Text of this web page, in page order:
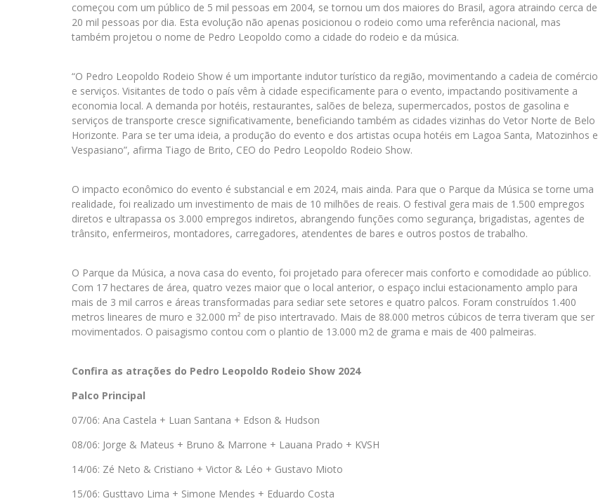
começou com um público de 5 mil pessoas em 2004, se tornou um dos maiores do Brasil, agora atraindo cerca de
20 mil pessoas por dia. Esta evolução não apenas posicionou o rodeio como uma referência nacional, mas
também projetou o nome de Pedro Leopoldo como a cidade do rodeio e da música.
“O Pedro Leopoldo Rodeio Show é um importante indutor turístico da região, movimentando a cadeia de comércio
e serviços. Visitantes de todo o país vêm à cidade especificamente para o evento, impactando positivamente a
economia local. A demanda por hotéis, restaurantes, salões de beleza, supermercados, postos de gasolina e
serviços de transporte cresce significativamente, beneficiando também as cidades vizinhas do Vetor Norte de Belo
Horizonte. Para se ter uma ideia, a produção do evento e dos artistas ocupa hotéis em Lagoa Santa, Matozinhos e
Vespasiano”, afirma Tiago de Brito, CEO do Pedro Leopoldo Rodeio Show.
O impacto econômico do evento é substancial e em 2024, mais ainda. Para que o Parque da Música se torne uma
realidade, foi realizado um investimento de mais de 10 milhões de reais. O festival gera mais de 1.500 empregos
diretos e ultrapassa os 3.000 empregos indiretos, abrangendo funções como segurança, brigadistas, agentes de
trânsito, enfermeiros, montadores, carregadores, atendentes de bares e outros postos de trabalho.
O Parque da Música, a nova casa do evento, foi projetado para oferecer mais conforto e comodidade ao público.
Com 17 hectares de área, quatro vezes maior que o local anterior, o espaço inclui estacionamento amplo para
mais de 3 mil carros e áreas transformadas para sediar sete setores e quatro palcos. Foram construídos 1.400
metros lineares de muro e 32.000 m² de piso intertravado. Mais de 88.000 metros cúbicos de terra tiveram que ser
movimentados. O paisagismo contou com o plantio de 13.000 m2 de grama e mais de 400 palmeiras.
Confira as atrações do Pedro Leopoldo Rodeio Show 2024
Palco Principal
07/06: Ana Castela + Luan Santana + Edson & Hudson
08/06: Jorge & Mateus + Bruno & Marrone + Lauana Prado + KVSH
14/06: Zé Neto & Cristiano + Victor & Léo + Gustavo Mioto
15/06: Gusttavo Lima + Simone Mendes + Eduardo Costa